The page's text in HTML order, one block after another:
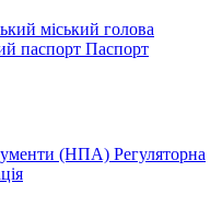
міський голова
паспорт Паспорт
(НПА) Регуляторна